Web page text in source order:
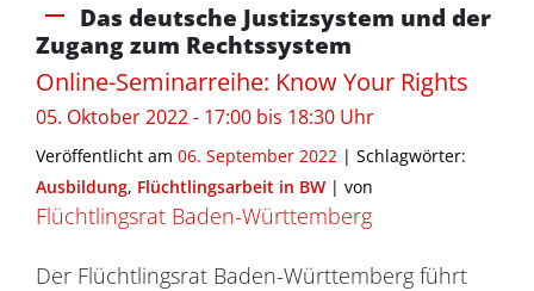
Das deutsche Justizsystem und der
Zugang zum Rechtssystem
Online-Seminarreihe: Know Your Rights
05. Oktober 2022 - 17:00 bis 18:30 Uhr
Veröffentlicht am 06. September 2022 | Schlagwörter:
Ausbildung, Flüchtlingsarbeit in BW | von
Flüchtlingsrat Baden-Württemberg
Der Flüchtlingsrat Baden-Württemberg führt